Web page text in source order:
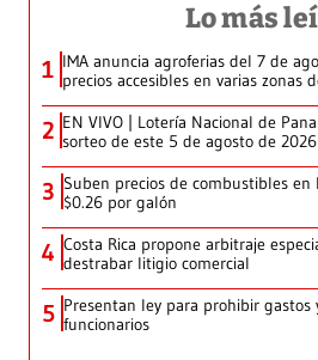
Lo más
1 IMA anuncia agroferias del 7 de
precios accesibles en varias zonas
2 EN VIVO | Lotería Nacional de
sorteo de este 5 de agosto de 2026
3 Suben precios de combustibles en
$0.26 por galón
4 Costa Rica propone arbitraje
destrabar litigio comercial
5 Presentan ley para prohibir gastos
funcionarios